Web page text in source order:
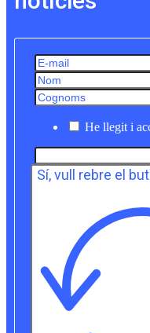
He llegit i
Sí, vull rebre el